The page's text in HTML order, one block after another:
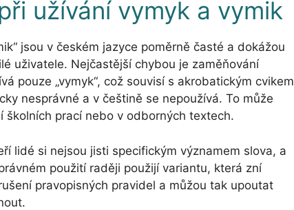
užívání vymyk a vymik
jsou v českém jazyce poměrně časté a dokážou
uživatele. Nejčastější chybou je zaměňování
pouze „vymyk“, což souvisí s akrobatickým cvikem
nesprávné a v češtině se nepoužívá. To může
školních prací nebo v odborných textech.
lidé si nejsou jisti specifickým významem slova, a
použití raději použijí variantu, která zní
pravopisných pravidel a můžou tak upoutat